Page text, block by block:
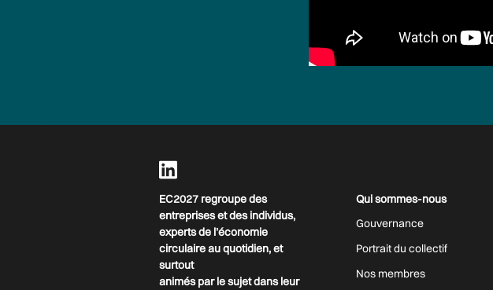
EC2027 regroupe des
entreprises et des individus,
experts de l’économie
circulaire au quotidien, et
surtout
animés par le sujet dans leur
Qui sommes-nous
Gouvernance
Portrait du collectif
Nos membres